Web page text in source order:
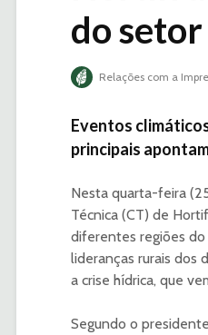
do setor
Relações com a
Eventos
principais
Nesta quarta-feira
Técnica (CT) de
diferentes regiões do
lideranças rurais dos
a crise hídrica, que
Segundo o